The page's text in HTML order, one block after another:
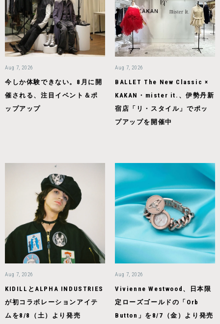
Aug 7, 2026
今しか体験できない。8月に開
催される、注目イベント＆ポ
ップアップ
Aug 7, 2026
BALLET The New Classic ×
KAKAN・mister it.、伊勢丹新
宿店「リ・スタイル」でポッ
プアップを開催中
Aug 7, 2026
KIDILLとALPHA INDUSTRIES
が初コラボレーションアイテ
ムを8/8（土）より発売
Aug 7, 2026
Vivienne Westwood、日本限
定ローズゴールドの「Orb
Button」を8/7（金）より発売